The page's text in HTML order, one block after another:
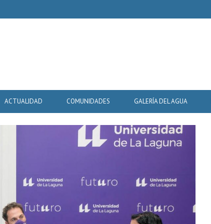
ACTUALIDAD COMUNIDADES GALERÍA DEL AGUA